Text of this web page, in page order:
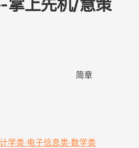
掌上先机/慧策
简章
学类·电子信息类·数学类